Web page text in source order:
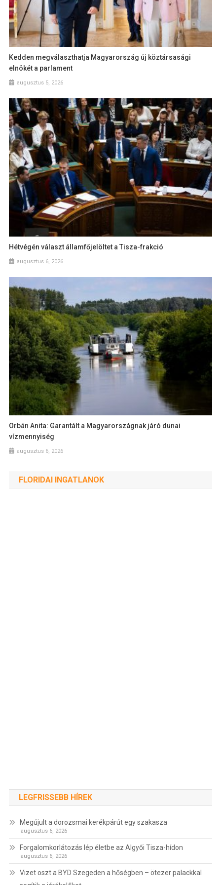
Kedden megválaszthatja Magyarország új köztársasági
elnökét a parlament
augusztus 5, 2026
Hétvégén választ államfőjelöltet a Tisza-frakció
augusztus 6, 2026
Orbán Anita: Garantált a Magyarországnak járó dunai
vízmennyiség
augusztus 6, 2026
FLORIDAI INGATLANOK
LEGFRISSEBB HÍREK
Megújult a dorozsmai kerékpárút egy szakasza
augusztus 6, 2026
Forgalomkorlátozás lép életbe az Algyői Tisza-hídon
augusztus 6, 2026
Vizet oszt a BYD Szegeden a hőségben – ötezer palackkal